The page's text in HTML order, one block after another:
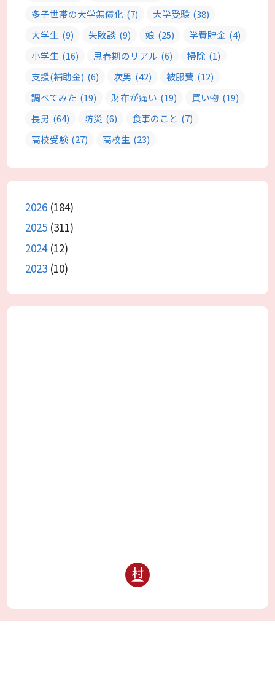
多子世帯の大学無償化 (7) 大学受験 (38)
大学生 (9) 失敗談 (9) 娘 (25) 学費貯金 (4)
小学生 (16) 思春期のリアル (6) 掃除 (1)
支援(補助金) (6) 次男 (42) 被服費 (12)
調べてみた (19) 財布が痛い (19) 買い物 (19)
長男 (64) 防災 (6) 食事のこと (7)
高校受験 (27) 高校生 (23)
2026 (184)
2025 (311)
2024(12)
2023 (10)